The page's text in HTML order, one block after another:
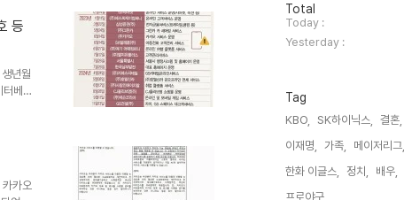
알리
었는
대..
등
년월
베이
와 결
니다.
예상
카오
방
문
자
수
Total
Today :
Yesterday :
Tag
KBO, SK하이닉스, 결혼,
이재명,
가족, 메이저리그,
한화 이글스,
정치, 배우,
프로야구,